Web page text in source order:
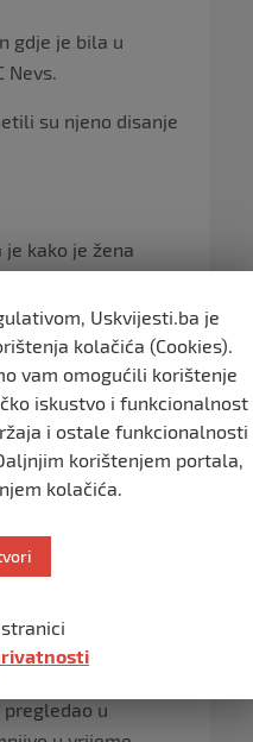
gdje je bila u
Nevs.
su njeno disanje
kako je žena
Ben Houčin.
nismo
u toku“, nastavio
domu The
zavoda
pregledao u
Uskvijesti.ba je
kolačića (Cookies).
vam omogućili korištenje
iskustvo i funkcionalnost
i ostale funkcionalnosti
korištenjem portala,
kolačića.